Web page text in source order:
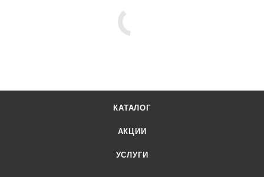
КАТАЛОГ
АКЦИИ
УСЛУГИ